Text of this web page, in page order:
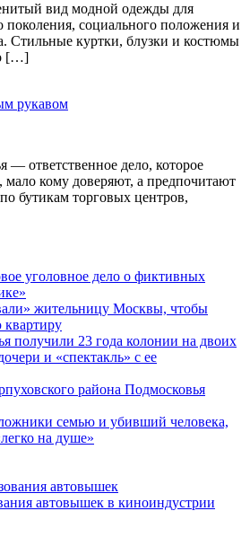
вид модной одежды для
поколения, социального положения и
Стильные куртки, блузки и костюмы
[…]
рукавом
— ответственное дело, которое
кому доверяют, а предпочитают
бутикам торговых центров,
уголовное дело о фиктивных
жительницу Москвы, чтобы
получили 23 года колонии на двоих
и «спектакль» с ее
района Подмосковья
семью и убивший человека,
на душе»
автовышек в киноиндустрии